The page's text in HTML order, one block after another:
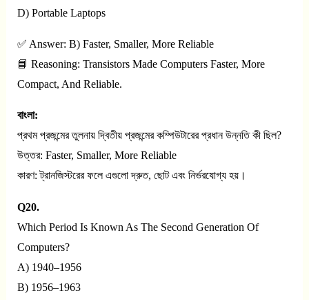
D) Portable Laptops
✅ Answer: B) Faster, Smaller, More Reliable
📘 Reasoning: Transistors Made Computers Faster, More
Compact, And Reliable.
বাংলা:
প্রথম প্রজন্মের তুলনায় দ্বিতীয় প্রজন্মের কম্পিউটারের প্রধান উন্নতি কী ছিল?
উত্তর: Faster, Smaller, More Reliable
কারণ: ট্রানজিস্টরের ফলে এগুলো দ্রুত, ছোট এবং নির্ভরযোগ্য হয়।
Q20.
Which Period Is Known As The Second Generation Of
Computers?
A) 1940–1956
B) 1956–1963